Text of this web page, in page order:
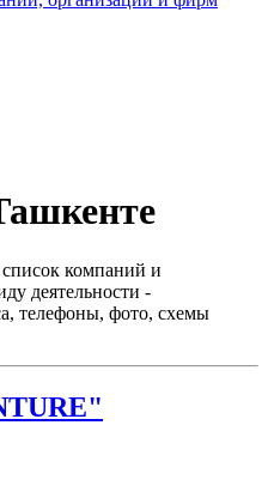
компаний и
деятельности -
телефоны, фото, схемы